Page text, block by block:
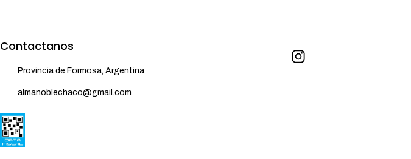
Contactanos
Provincia de Formosa, Argentina
almanoblechaco@gmail.com